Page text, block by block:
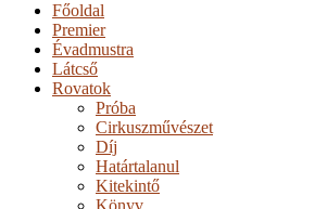
Főoldal
Premier
Évadmustra
Látcső
Rovatok
Próba
Cirkuszművészet
Díj
Határtalanul
Kitekintő
Könyv